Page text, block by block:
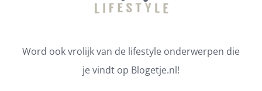
Word ook vrolijk van de lifestyle onderwerpen die
je vindt op Blogetje.nl!